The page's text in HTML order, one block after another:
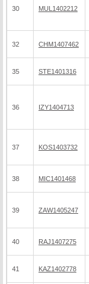
30 MUL1402212
32 CHM1407462
35 STE1401316
36 IZY1404713
37 KOS1403732
38 MIC1401468
39 ZAW1405247
40 RAJ1407275
41 KAZ1402778